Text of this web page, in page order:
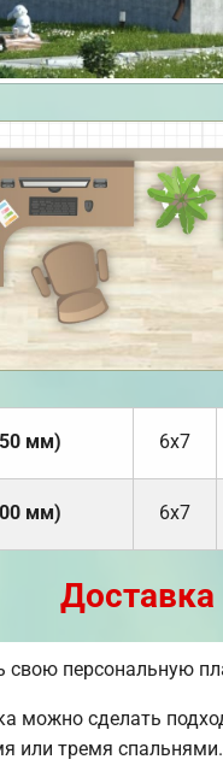
мм) 6х7
мм) 6х7
свою персональную
можно сделать
или тремя